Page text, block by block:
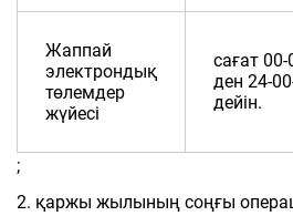
Жаппай
электрондық
төлемдер
жүйесі
сағат 00-
ден 24-
дейін.
;
2. қаржы жылының соңғы